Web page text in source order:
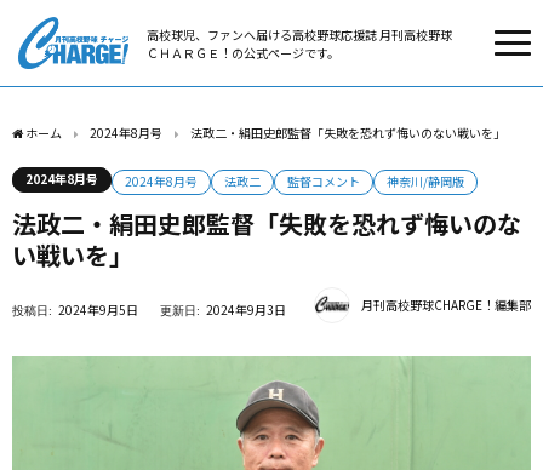
高校球児、ファンへ届ける高校野球応援誌 月刊高校野球
ＣＨＡＲＧＥ！の公式ページです。
ホーム 2024年8月号 法政二・絹田史郎監督「失敗を恐れず悔いのない戦いを」
2024年8月号 2024年8月号 法政二 監督コメント 神奈川/静岡版
法政二・絹田史郎監督「失敗を恐れず悔いのな
い戦いを」
2024年9月5日 2024年9月3日 月刊高校野球CHARGE！編集部